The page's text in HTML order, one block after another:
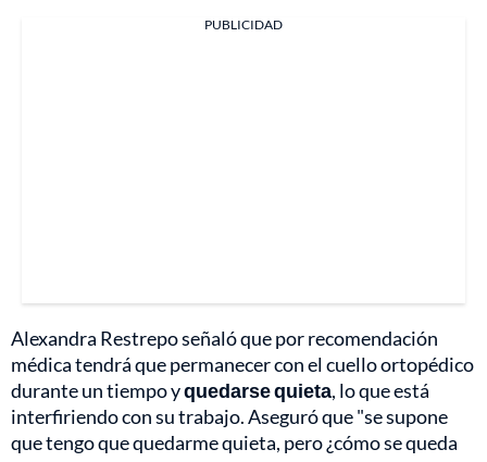
PUBLICIDAD
Alexandra Restrepo señaló que por recomendación
médica tendrá que permanecer con el cuello ortopédico
durante un tiempo yquedarse quieta, lo que está
interfiriendo con su trabajo. Aseguró que "se supone
que tengo que quedarme quieta, pero ¿cómo se queda